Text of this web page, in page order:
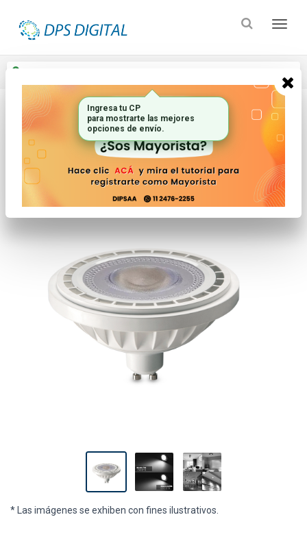
Inicio Iluminacion Lamparas
* Las imágenes se exhiben con fines ilustrativos.
Ingresa tu CP
para mostrarte las mejores
opciones de envío.